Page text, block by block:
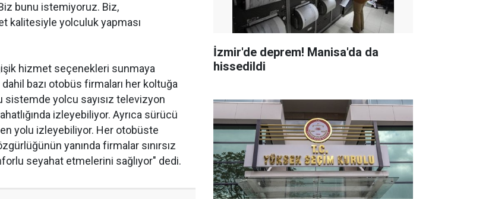
bunu istemiyoruz. Biz,
kalitesiyle yolculuk yapması
hizmet seçenekleri sunmaya
bazı otobüs firmaları her koltuğa
yolcu sayısız televizyon
izleyebiliyor. Ayrıca sürücü
yolu izleyebiliyor. Her otobüste
yanında firmalar sınırsız
seyahat etmelerini sağlıyor" dedi.
İzmir'de deprem! Manisa'da da
hissedildi